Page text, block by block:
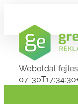
content
Weboldal
07-